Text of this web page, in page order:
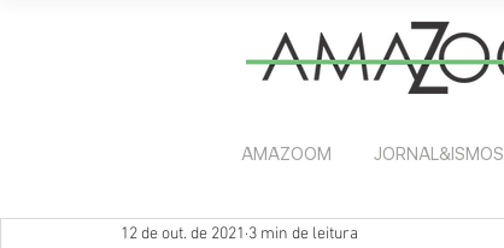
AMAZOOM JORNAL&ISMOS
12 de out. de 2021 3 min de leitura